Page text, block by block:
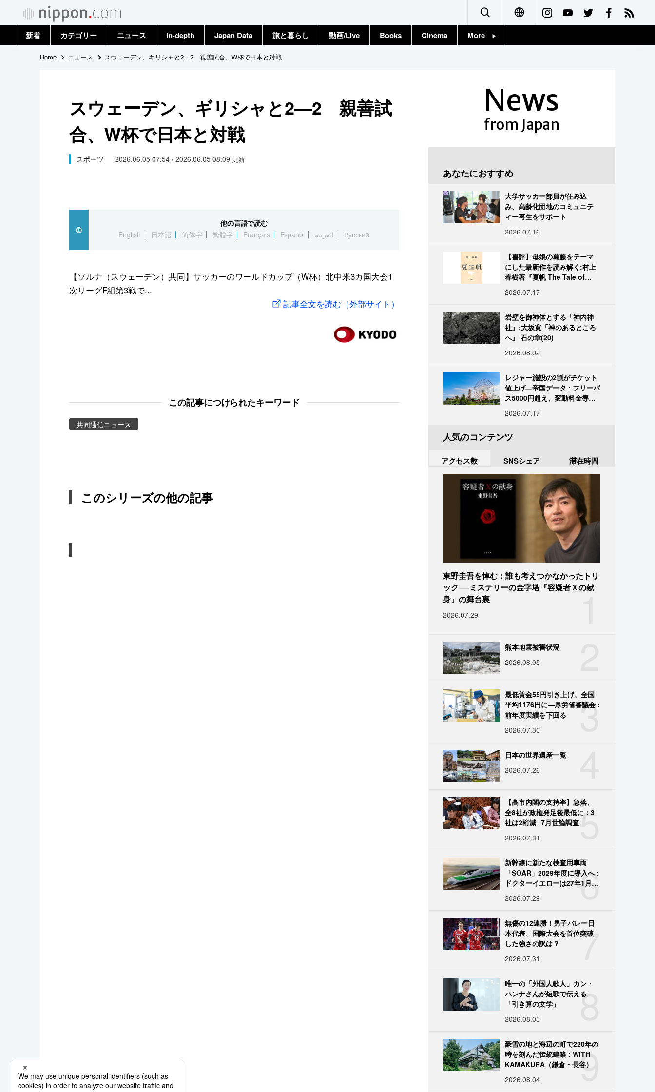
Français
新着 カテゴリー
政治・外交
国際
社会
文化
スポーツ・東京2020
ニュース
トップ
In-depth Japan Data 旅と暮らし 動画/Live Books Cinema More
Home ニュース スウェーデン、ギリシャと2―2 親善試合、W杯で日本と対戦
スウェーデン、ギリシャと2―2 親善試
合、W杯で日本と対戦
スポーツ 2026.06.05 07:54 / 2026.06.05 08:09 更新
他の言語で読む
English
日本語 简体字 繁體字 Français Español العربية Русский
【ソルナ（スウェーデン）共同】サッカーのワールドカップ（W杯）北中米3カ国大会1
次リーグF組第3戦で...
記事全文を読む（外部サイト）
この記事につけられたキーワード
共同通信ニュース
このシリーズの他の記事
News
from Japan
あなたにおすすめ
大学サッカー部員が住み込
み、高齢化団地のコミュニテ
ィー再生をサポート
2026.07.16
【書評】母娘の葛藤をテーマ
にした最新作を読み解く:村上
春樹著『夏帆 The Tale of
2026.07.17
岩壁を御神体とする「神内神
社」:大坂寛「神のあるところ
へ」 石の章(20)
2026.08.02
レジャー施設の2割がチケット
値上げ―帝国データ : フリーパ
ス5000円超え、変動料金導入
2026.07.17
人気のコンテンツ
アクセス数 SNSシェア 滞在時間
1
東野圭吾を悼む：誰も考えつかなかったトリ
ック──ミステリーの金字塔『容疑者Ｘの献
身』の舞台裏
2026.07.29
熊本地震被害状況
2026.08.05
3
最低賃金55円引き上げ、全国
平均1176円に―厚労省審議会 :
前年度実績を下回る
2026.07.30
日本の世界遺産一覧
2026.07.26
5
【高市内閣の支持率】急落、
全8社が政権発足後最低に：3
社は2桁減─7月世論調査
2026.07.31
6
新幹線に新たな検査用車両
「SOAR」2029年度に導入へ :
ドクターイエローは27年1月に
2026.07.29
7
無傷の12連勝！男子バレー日
本代表、国際大会を首位突破
した強さの訳は？
2026.07.31
8
唯一の「外国人歌人」カン・
ハンナさんが短歌で伝える
「引き算の文学」
2026.08.03
9
豪雪の地と海辺の町で220年の
時を刻んだ伝統建築 : WITH
KAMAKURA（鎌倉・長谷）
2026.08.04